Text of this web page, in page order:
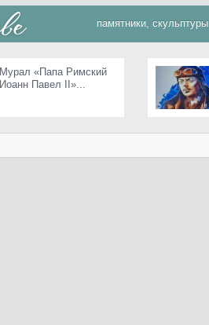
памятники, скульптуры
Мурал «Папа Римский
Иоанн Павел II»...